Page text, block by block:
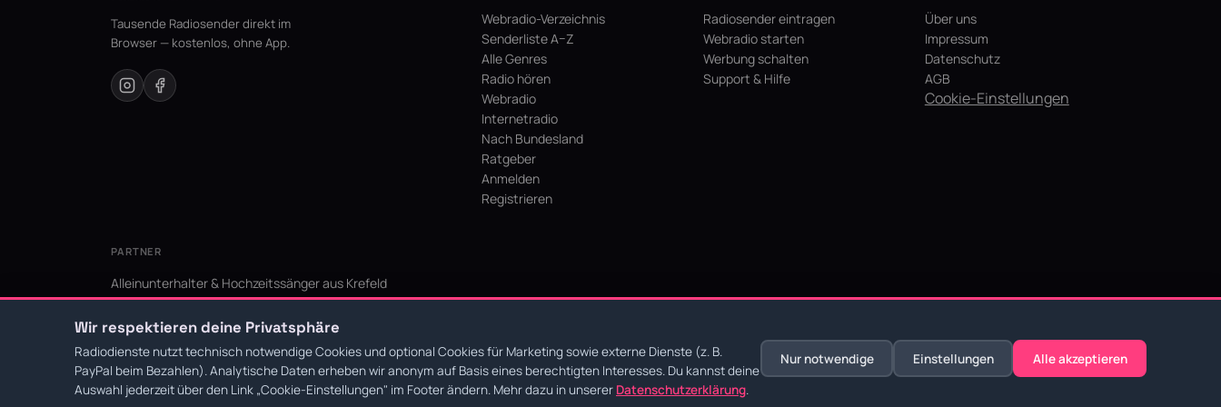
Tausende Radiosender direkt im
Browser — kostenlos, ohne App.
Webradio-Verzeichnis
Senderliste A–Z
Alle Genres
Radio hören
Webradio
Internetradio
Nach Bundesland
Ratgeber
Anmelden
Registrieren
Radiosender eintragen
Webradio starten
Werbung schalten
Support & Hilfe
Über uns
Impressum
Datenschutz
AGB
Cookie-Einstellungen
PARTNER
Alleinunterhalter & Hochzeitssänger aus Krefeld
KI Niederrhein - Agentur aus Krefeld für den Niederrhein
© 2026 Radiodienste. Alle Rechte vorbehalten. Datenschutz AGB·Impressum
Wir respektieren deine Privatsphäre
Radiodienste nutzt technisch notwendige Cookies und optional Cookies für Marketing sowie externe Dienste (z. B.
PayPal beim Bezahlen). Analytische Daten erheben wir anonym auf Basis eines berechtigten Interesses. Du kannst deine
Auswahl jederzeit über den Link „Cookie-Einstellungen" im Footer ändern. Mehr dazu in unserer Datenschutzerklärung.
Nur notwendige Einstellungen Alle akzeptieren